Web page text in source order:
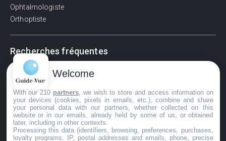
Ophtalmologiste
Orthoptiste
Recherches fréquentes
Pathologies adultes
Signes d'une urgence ophtalmologique
La vision
Acuité visuelle
Myosis / mydriase
Œdème oculaire
Welcome
With our 210 partners , we wish to store and access information on
your devices (cookies, pixels in emails, etc.), combine and share
your personal data with our partners, whether collected on this
website or in our emails, already held by some of us, or obtained
later, including in other contexts.
Processing this data (identifiers, browsing, preferences, purchases,
loyalty programs, IP, postal addresses and emails, phone, precise